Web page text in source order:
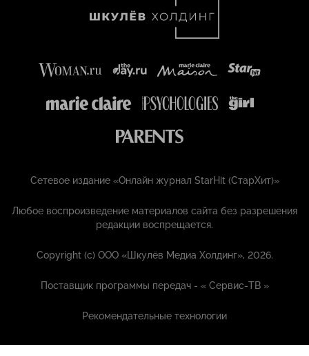
Сетевое издание «Онлайн журнал StarHit (СтарХит)»
Любое воспроизведение материалов сайта без разрешения
редакции воспрещается.
Copyright (с) ООО «Шкулёв Медиа Холдинг», 2026.
Поставщик программы передач - «Сервис-ТВ »
Рекомендательные технологии